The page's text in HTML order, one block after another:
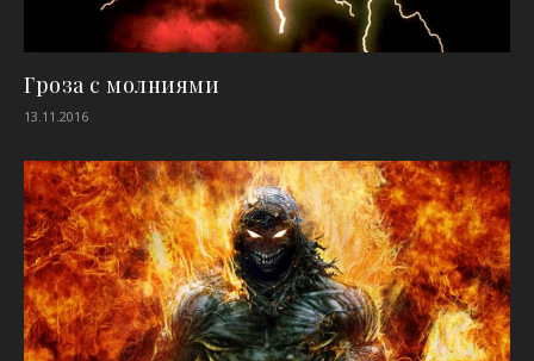
Гроза с молниями
13.11.2016